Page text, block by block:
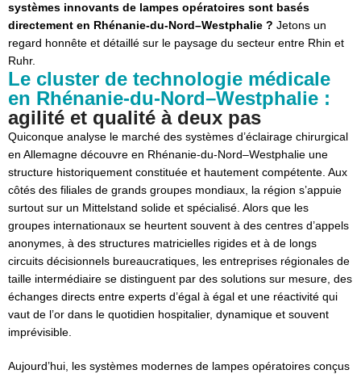
systèmes innovants de lampes opératoires sont basés
directement en Rhénanie-du-Nord–Westphalie ? Jetons un
regard honnête et détaillé sur le paysage du secteur entre Rhin et
Ruhr.
Le cluster de technologie médicale
en Rhénanie-du-Nord–Westphalie :
agilité et qualité à deux pas
Quiconque analyse le marché des systèmes d’éclairage chirurgical
en Allemagne découvre en Rhénanie-du-Nord–Westphalie une
structure historiquement constituée et hautement compétente. Aux
côtés des filiales de grands groupes mondiaux, la région s’appuie
surtout sur un Mittelstand solide et spécialisé. Alors que les
groupes internationaux se heurtent souvent à des centres d’appels
anonymes, à des structures matricielles rigides et à de longs
circuits décisionnels bureaucratiques, les entreprises régionales de
taille intermédiaire se distinguent par des solutions sur mesure, des
échanges directs entre experts d’égal à égal et une réactivité qui
vaut de l’or dans le quotidien hospitalier, dynamique et souvent
imprévisible.
Aujourd’hui, les systèmes modernes de lampes opératoires conçus